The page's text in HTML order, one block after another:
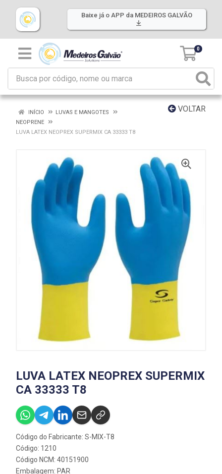
Baixe já o APP da MEDEIROS GALVÃO
0
VOLTAR
INÍCIO
LUVAS E MANGOTES
NEOPRENE
LUVA LATEX NEOPREX SUPERMIX CA 33333 T8
LUVA LATEX NEOPREX SUPERMIX
CA 33333 T8
Código do Fabricante: S-MIX-T8
Código: 1210
Código NCM: 40151900
Embalagem: PAR